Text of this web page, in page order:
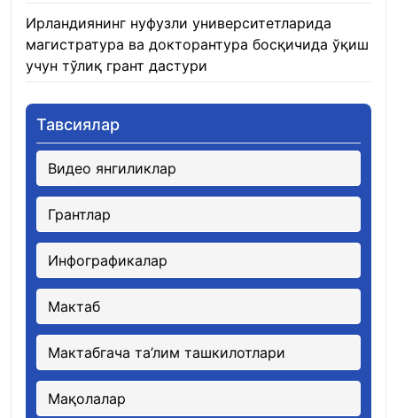
Ирландиянинг нуфузли университетларида
магистратура ва докторантура босқичида ўқиш
учун тўлиқ грант дастури
Тавсиялар
Видео янгиликлар
Грантлар
Инфографикалар
Мактаб
Мактабгача та’лим ташкилотлари
Мақолалар